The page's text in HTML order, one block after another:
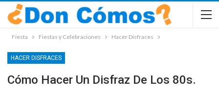
Fiesta Fiestas y Celebraciones Hacer Disfraces
HACER DISFRACES
Cómo Hacer Un Disfraz De Los 80s.